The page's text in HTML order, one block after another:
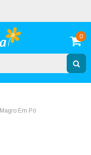
0
Em Pó